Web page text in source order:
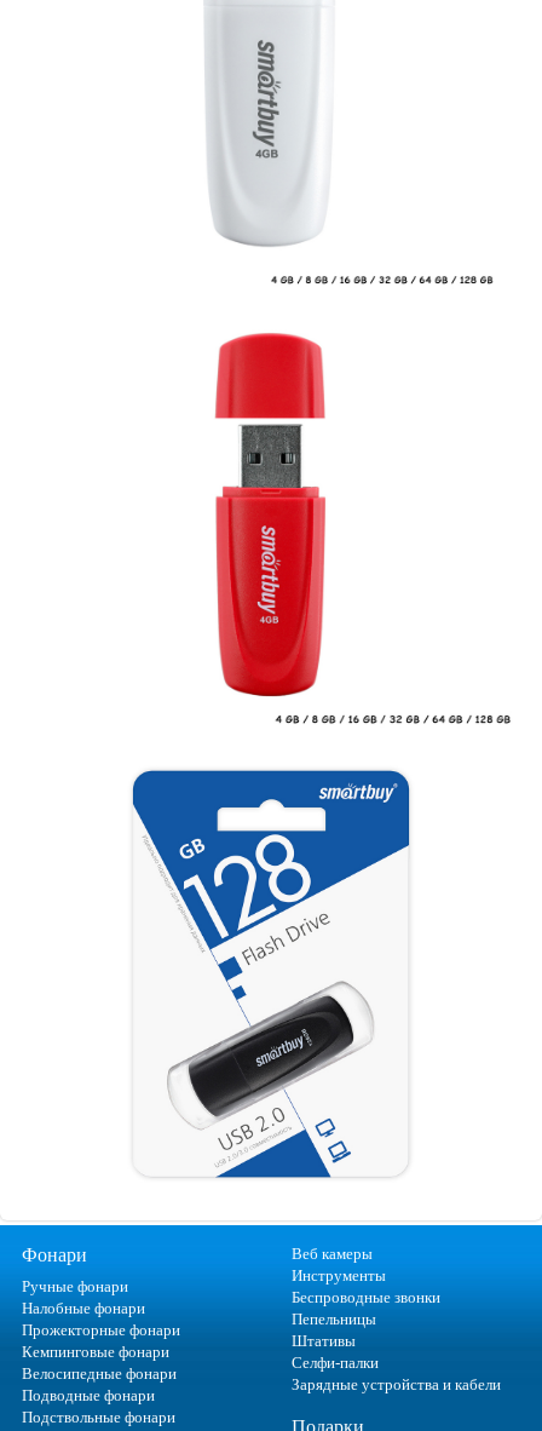
Фонари
Ручные фонари
Налобные фонари
Прожекторные фонари
Кемпинговые фонари
Велосипедные фонари
Подводные фонари
Подствольные фонари
Веб камеры
Инструменты
Беспроводные звонки
Пепельницы
Штативы
Селфи-палки
Зарядные устройства и кабели
Подарки